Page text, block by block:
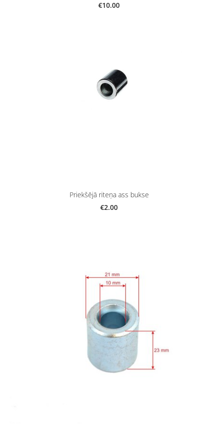
€10.00
Priekšējā riteņa ass bukse
€2.00